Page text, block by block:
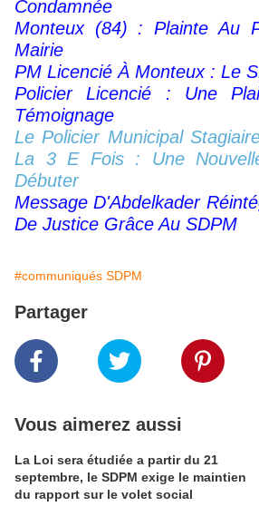
Condamnée
Monteux (84) : Plainte Au
Mairie
PM Licencié À Monteux : Le
Policier Licencié : Une
Témoignage
Le Policier Municipal
La 3 E Fois : Une
Débuter
Message D'Abdelkader
De Justice Grâce Au SDPM
#communiqués SDPM
Partager
Vous aimerez aussi
La Loi sera étudiée a partir du 21
septembre, le SDPM exige le maintien
du rapport sur le volet social